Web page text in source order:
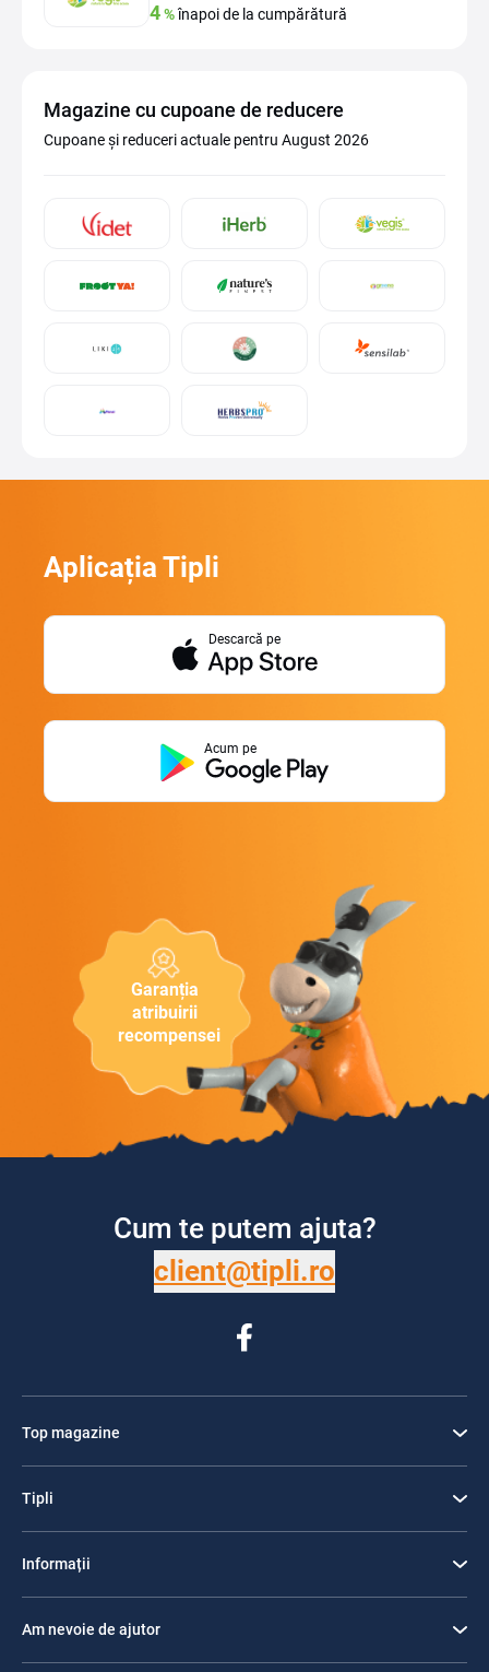
4%înapoi de la cumpărătură
Magazine cu cupoane de reducere
Cupoane și reduceri actuale pentru August 2026
Garanția
atribuirii
recompensei
Aplicația Tipli
Descarcă pe
Acum pe
Cum te putem ajuta?
client@tipli.ro
Top magazine
Tipli
Informații
Am nevoie de ajutor